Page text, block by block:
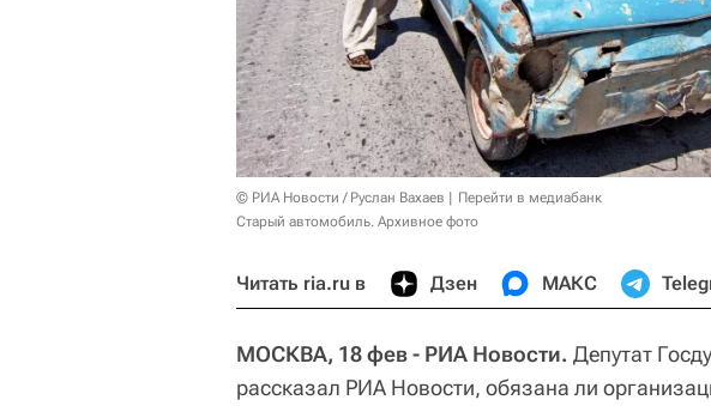
© РИА Новости / Руслан Вахаев
Перейти в медиабанк
Старый автомобиль. Архивное фото
Читать ria.ru в Дзен МАКС
МОСКВА, 18 фев - РИА Новости. Депутат
рассказал РИА Новости, обязана ли